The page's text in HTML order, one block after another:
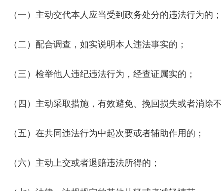
（一）主动交代本人应当受到政务处分的违法行为的
（二）配合调查，如实说明本人违法事实的；
（三）检举他人违纪违法行为，经查证属实的；
（四）主动采取措施，有效避免、挽回损失或者消除
（五）在共同违法行为中起次要或者辅助作用的；
（六）主动上交或者退赔违法所得的；